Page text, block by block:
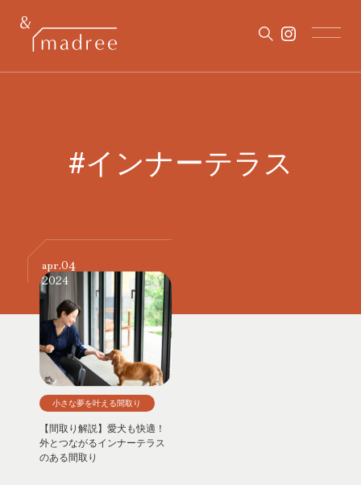
#インナーテラス
apr. 04
2024
小さな夢を叶える間取り
【間取り解説】愛犬も快適！
外とつながるインナーテラス
のある間取り